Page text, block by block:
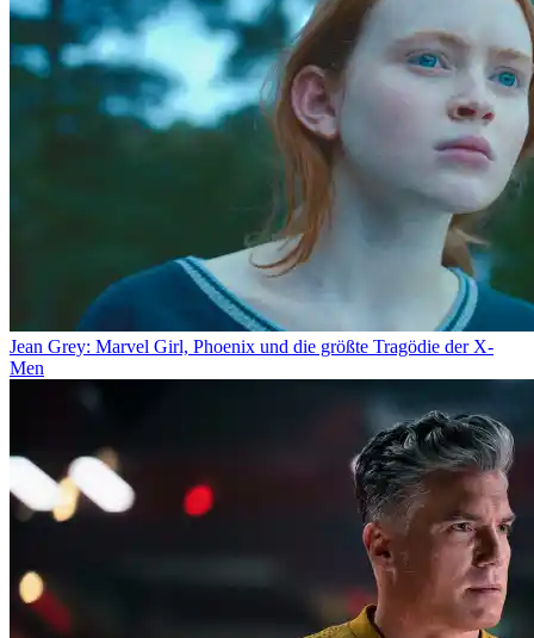
Jean Grey: Marvel Girl, Phoenix und die größte Tragödie der X-
Men